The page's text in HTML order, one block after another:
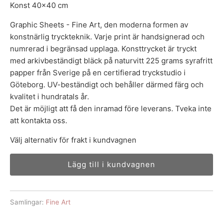
Konst 40x40 cm
Graphic Sheets - Fine Art, den moderna formen av
konstnärlig tryckteknik. Varje print är handsignerad och
numrerad i begränsad upplaga. Konsttrycket är tryckt
med arkivbeständigt bläck på naturvitt 225 grams syrafritt
papper från Sverige på en certifierad tryckstudio i
Göteborg. UV-beständigt och behåller därmed färg och
kvalitet i hundratals år.
Det är möjligt att få den inramad före leverans. Tveka inte
att kontakta oss.
Välj alternativ för frakt i kundvagnen
Lägg till i kundvagnen
Samlingar: Fine Art